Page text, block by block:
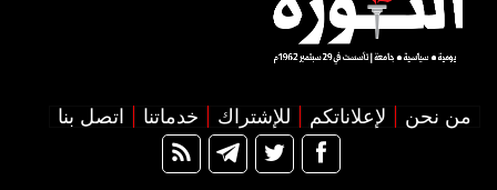
من نحن لإعلاناتكم للإشتراك خدماتنا اتصل بنا